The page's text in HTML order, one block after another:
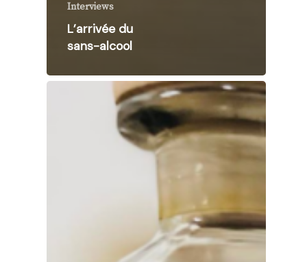
Interviews
L’arrivée du
sans-alcool